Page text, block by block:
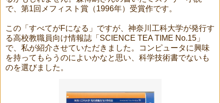
で、第1回メフィスト賞（1996年）受賞作です。
この「すべてがFになる」ですが、神奈川工科大学が発行す
る高校教職員向け情報誌「SCIENCE TEA TIME No.15」
で、私が紹介させていただきました。コンピュータに興味
を持ってもらうのによいかなと思い、科学技術書でないも
のを選びました。